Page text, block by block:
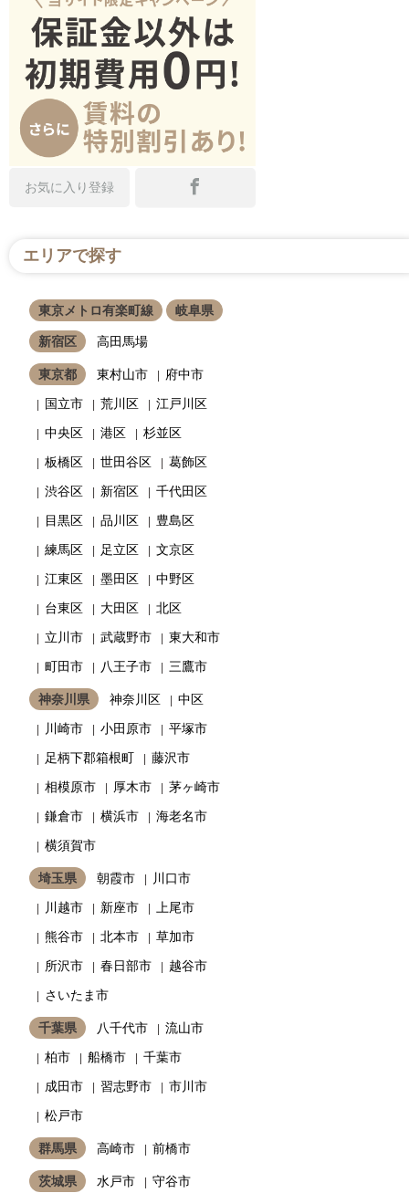
お気に入り登録
エリアで探す
東京メトロ有楽町線 岐阜県
新宿区 高田馬場
東京都 東村山市
府中市
国立市
荒川区
江戸川区
中央区
港区
杉並区
板橋区
世田谷区
葛飾区
渋谷区
新宿区
千代田区
目黒区
品川区
豊島区
練馬区
足立区
文京区
江東区
墨田区
中野区
台東区
大田区
北区
立川市
武蔵野市
東大和市
町田市
八王子市 三鷹市
神奈川県 神奈川区
中区
川崎市
小田原市
平塚市
足柄下郡箱根町
藤沢市
相模原市
厚木市
茅ヶ崎市
鎌倉市
横浜市
海老名市
横須賀市
埼玉県 朝霞市
川口市
川越市
新座市
上尾市
熊谷市
北本市
草加市
所沢市
春日部市
越谷市
さいたま市
千葉県 八千代市
流山市
柏市
船橋市
千葉市
成田市
習志野市
市川市
松戸市
群馬県 高崎市 前橋市
茨城県 水戸市 守谷市